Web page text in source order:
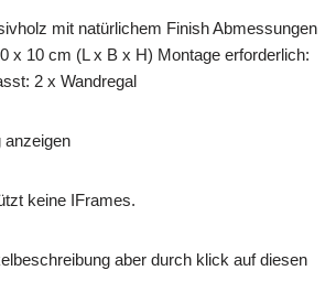
mit natürlichem Finish Abmessungen
x 10 cm (L x B x H) Montage erforderlich:
2 x Wandregal
anzeigen
keine IFrames.
aber durch klick auf diesen